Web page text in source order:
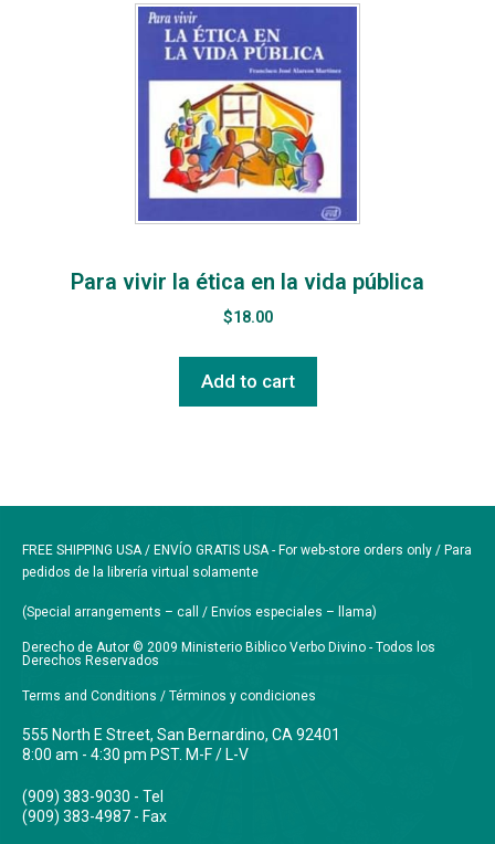
Para vivir la ética en la vida pública
$18.00
Add to cart
FREE SHIPPING USA / ENVÍO GRATIS USA - For web-store orders only / Para
pedidos de la librería virtual solamente
(Special arrangements – call / Envíos especiales – llama)
Derecho de Autor © 2009 Ministerio Biblico Verbo Divino - Todos los
Derechos Reservados
Terms and Conditions / Términos y condiciones
555 North E Street, San Bernardino, CA 92401
8:00 am - 4:30 pm PST. M-F / L-V
(909) 383-9030 - Tel
(909) 383-4987 - Fax